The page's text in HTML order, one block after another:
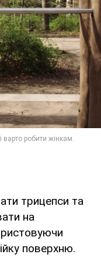
трицепси та
на
поверхню.